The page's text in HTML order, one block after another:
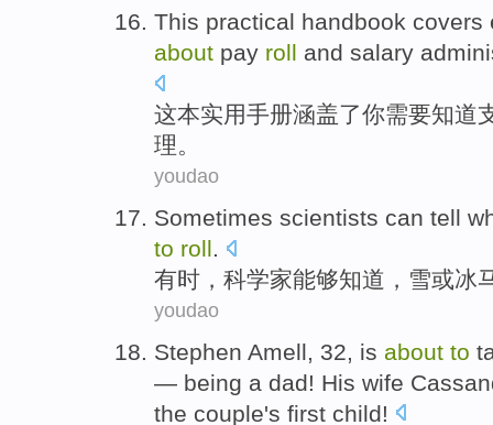
This practical handbook covers
about pay roll and salary
这本实用手册涵盖了你需要知道
理。
youdao
Sometimes scientists can tell
to roll.
有时 ， 科学家能够知道 ， 雪或冰
youdao
Stephen Amell 32 , is about to
— being a dad! His wife
the couple's first child!